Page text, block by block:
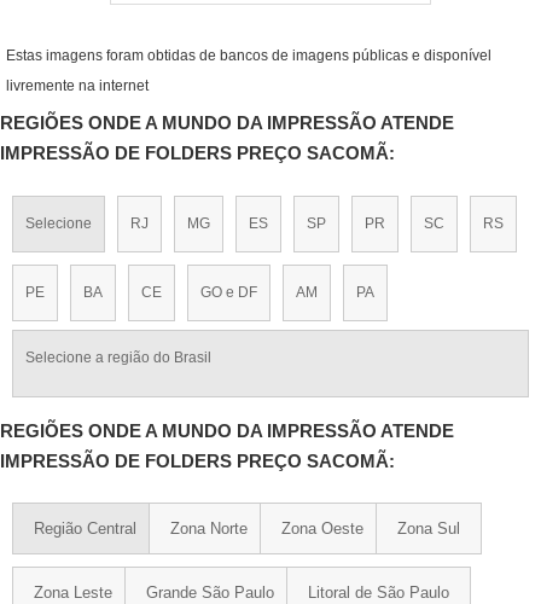
Estas imagens foram obtidas de bancos de imagens públicas e disponível
livremente na internet
REGIÕES ONDE A MUNDO DA IMPRESSÃO ATENDE
IMPRESSÃO DE FOLDERS PREÇO SACOMÃ:
Selecione RJ MG ES SP PR SC RS
PE BA CE GO e DF AM PA
Selecione a região do Brasil
REGIÕES ONDE A MUNDO DA IMPRESSÃO ATENDE
IMPRESSÃO DE FOLDERS PREÇO SACOMÃ:
Região Central Zona Norte Zona Oeste Zona Sul
Zona Leste Grande São Paulo Litoral de São Paulo